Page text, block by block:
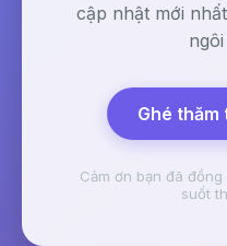
cập nhật mới
Ghé thăm
Cảm ơn bạn đã
suốt